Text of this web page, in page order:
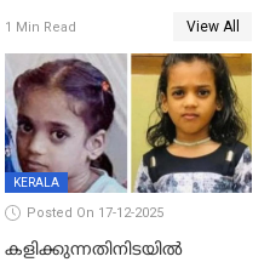
കണ്ടോത്ത് ദേശീയ പാതയിൽ
1 Min Read View All
KERALA
Posted On 17-12-2025
കളിക്കുന്നതിനിടയിൽ